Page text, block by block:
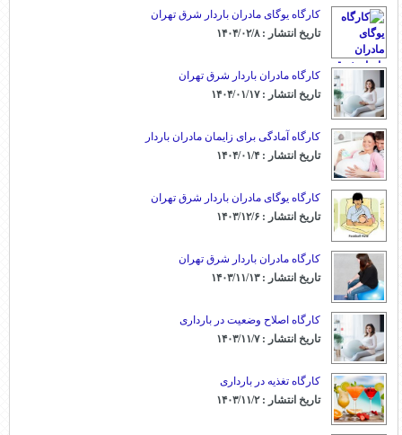
کارگاه یوگای مادران باردار شرق تهران
تاریخ انتشار : ۱۴۰۴/۰۲/۸
کارگاه مادران باردار شرق تهران
تاریخ انتشار : ۱۴۰۴/۰۱/۱۷
کارگاه آمادگی برای زایمان مادران باردار
تاریخ انتشار : ۱۴۰۴/۰۱/۴
کارگاه یوگای مادران باردار شرق تهران
تاریخ انتشار : ۱۴۰۳/۱۲/۶
کارگاه مادران باردار شرق تهران
تاریخ انتشار : ۱۴۰۳/۱۱/۱۳
کارگاه اصلاح وضعیت در بارداری
تاریخ انتشار : ۱۴۰۳/۱۱/۷
کارگاه تغذیه در بارداری
تاریخ انتشار : ۱۴۰۳/۱۱/۲